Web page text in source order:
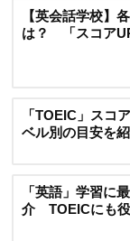
【英会話学校】
は？ 「スコア
「TOEIC」スコ
ベル別の目安を
「英語」学習に
介 TOEICにも役